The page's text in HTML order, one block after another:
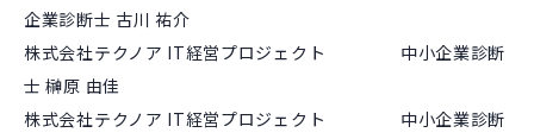
企業診断士 古川 祐介
株式会社テクノア IT経営プロジェクト 中小企業診断
士 榊原 由佳
株式会社テクノア IT経営プロジェクト 中小企業診断